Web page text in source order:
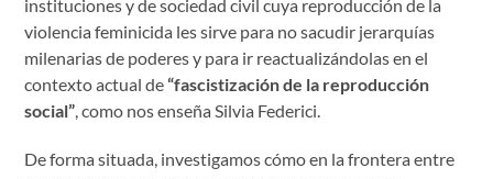
instituciones y de sociedad civil cuya reproducción de la
violencia feminicida les sirve para no sacudir jerarquías
milenarias de poderes y para ir reactualizándolas en el
contexto actual de“fascistización de la reproducción
social” , como nos enseña Silvia Federici.
De forma situada, investigamos cómo en la frontera entre